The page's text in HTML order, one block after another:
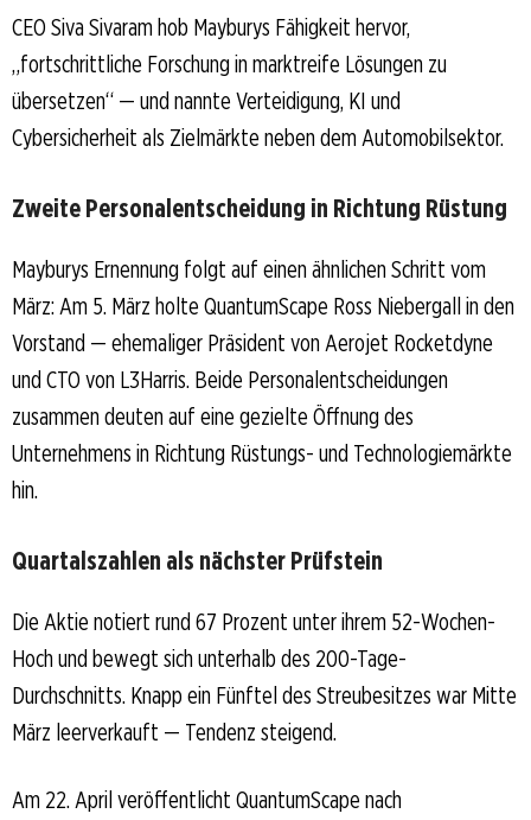
CEO Siva Sivaram hob Mayburys Fähigkeit hervor,
„fortschrittliche Forschung in marktreife Lösungen zu
übersetzen“ — und nannte Verteidigung, KI und
Cybersicherheit als Zielmärkte neben dem Automobilsektor.
Zweite Personalentscheidung in Richtung Rüstung
Mayburys Ernennung folgt auf einen ähnlichen Schritt vom
März: Am 5. März holte QuantumScape Ross Niebergall in den
Vorstand — ehemaliger Präsident von Aerojet Rocketdyne
und CTO von L3Harris. Beide Personalentscheidungen
zusammen deuten auf eine gezielte Öffnung des
Unternehmens in Richtung Rüstungs- und Technologiemärkte
hin.
Quartalszahlen als nächster Prüfstein
Die Aktie notiert rund 67 Prozent unter ihrem 52-Wochen-
Hoch und bewegt sich unterhalb des 200-Tage-
Durchschnitts. Knapp ein Fünftel des Streubesitzes war Mitte
März leerverkauft — Tendenz steigend.
Am 22. April veröffentlicht QuantumScape nach